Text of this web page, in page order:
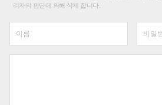
리자의 판단에 의해 삭제 합니다.